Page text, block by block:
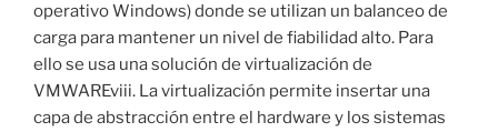
operativo Windows) donde se utilizan un balanceo de
carga para mantener un nivel de fiabilidad alto. Para
ello se usa una solución de virtualización de
VMWAREviii. La virtualización permite insertar una
capa de abstracción entre el hardware y los sistemas